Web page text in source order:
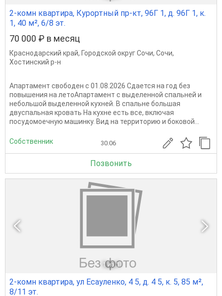
2-комн квартира, Курортный пр-кт, 96Г 1, д. 96Г 1, к.
1, 40 м², 6/8 эт.
70 000 ₽ в месяц
Краснодарский край, Городской округ Сочи, Сочи,
Хостинский р-н
Апартамент свободен с 01.08.2026 Сдается на год без
повышения на летоАпартамент с выделенной спальней и
небольшой выделенной кухней. В спальне большая
двуспальная кровать На кухне есть все, включая
посудомоечную машинку. Вид на территорию и боковой...
Собственник 30.06
Позвонить
1 из 1
2-комн квартира, ул Есауленко, 4 5, д. 4 5, к. 5, 85 м²,
8/11 эт.